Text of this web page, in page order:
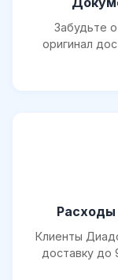
Забудьте
оригинал
Расходы
Клиенты
доставку до